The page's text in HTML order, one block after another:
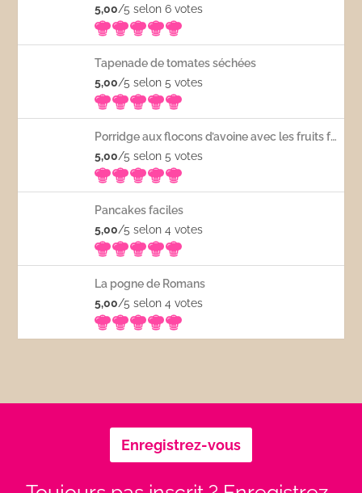
5,00/5 selon 6votes
Tapenade de tomates séchées
5,00/5 selon 5votes
Porridge aux flocons d’avoine avec les fruits frais
5,00/5 selon 5votes
Pancakes faciles
5,00/5 selon 4votes
La pogne de Romans
5,00/5 selon 4votes
Enregistrez-vous